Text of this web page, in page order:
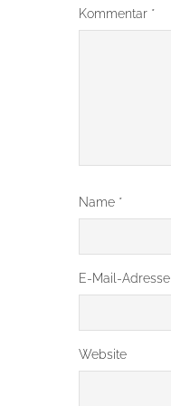
Kommentar *
Name *
E-Mail-Adresse
Website